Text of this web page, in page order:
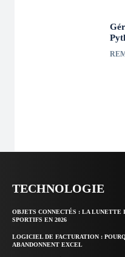
TECHNOLOGIE
OBJETS CONNECTÉS : LA
SPORTIFS EN 2026
LOGICIEL DE FACTURATION :
ABANDONNENT EXCEL